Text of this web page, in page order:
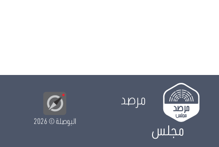
مرصد
مجلس
البوصلة© 2026